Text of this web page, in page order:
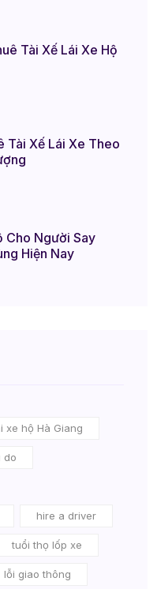
Tài Xế Lái Xe Hộ
Tài Xế Lái Xe Theo
Cho Người Say
Hiện Nay
xe hộ Hà Giang
do
hire a driver
tuổi thọ lốp xe
lỗi giao thông